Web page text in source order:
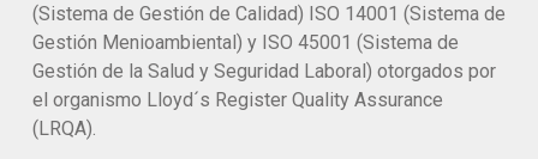
(Sistema de Gestión de Calidad) ISO 14001 (Sistema de
Gestión Menioambiental) y ISO 45001 (Sistema de
Gestión de la Salud y Seguridad Laboral) otorgados por
el organismo Lloyd´s Register Quality Assurance
(LRQA).